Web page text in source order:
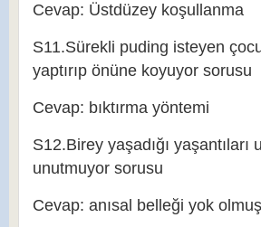
Cevap: Üstdüzey koşullanma
S11.Sürekli puding isteyen
yaptırıp önüne koyuyor sorusu
Cevap: bıktırma yöntemi
S12.Birey yaşadığı
unutmuyor sorusu
Cevap: anısal belleği yok